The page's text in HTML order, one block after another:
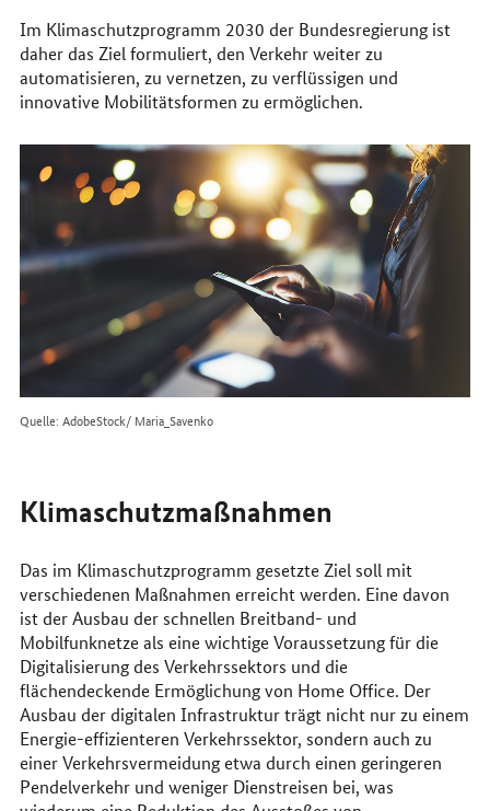
Im Klimaschutzprogramm 2030 der Bundesregierung ist
daher das Ziel formuliert, den Verkehr weiter zu
automatisieren, zu vernetzen, zu verflüssigen und
innovative Mobilitätsformen zu ermöglichen.
Quelle: AdobeStock/ Maria_Savenko
Klimaschutzmaßnahmen
Das im Klimaschutzprogramm gesetzte Ziel soll mit
verschiedenen Maßnahmen erreicht werden. Eine davon
ist der Ausbau der schnellen Breitband- und
Mobilfunknetze als eine wichtige Voraussetzung für die
Digitalisierung des Verkehrssektors und die
flächendeckende Ermöglichung von Home Office. Der
Ausbau der digitalen Infrastruktur trägt nicht nur zu einem
Energie-effizienteren Verkehrssektor, sondern auch zu
einer Verkehrsvermeidung etwa durch einen geringeren
Pendelverkehr und weniger Dienstreisen bei, was